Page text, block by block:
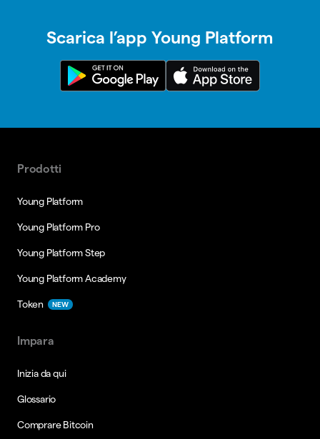
Scarica l’app Young Platform
Prodotti
Young Platform
Young Platform Pro
Young Platform Step
Young Platform Academy
Token NEW
Impara
Inizia da qui
Glossario
Comprare Bitcoin